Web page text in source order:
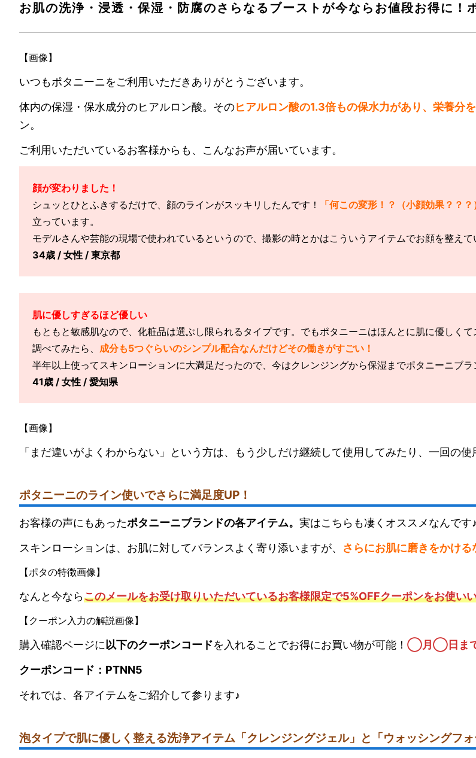
お肌の洗浄・浸透・保湿・防腐のさらなるブーストが今ならお値段お得に！
【画像】
いつもポタニーニをご利用いただきありがとうございます。
体内の保湿・保水成分のヒアルロン酸。そのヒアルロン酸の1.3倍もの保水力があり、栄養分
ン。
ご利用いただいているお客様からも、こんなお声が届いています。
顔が変わりました！
シュッとひとふきするだけで、顔のラインがスッキリしたんです！
「何この変形！？（小顔効果？？
立っています。
モデルさんや芸能の現場で使われているというので、撮影の時とかはこういうアイテムでお顔を整え
34歳 / 女性 / 東京都
肌に優しすぎるほど優しい
もともと敏感肌なので、化粧品は選ぶし限られるタイプです。でもポタニーニはほんとに肌に優しくて
調べてみたら、 成分も5つぐらいのシンプル配合なんだけどその働きがすごい！
半年以上使ってスキンローションに大満足だったので、今はクレンジングから保湿までポタニーニブ
41歳 / 女性 / 愛知県
【画像】
「まだ違いがよくわからない」という方は、もう少しだけ継続して使用してみたり、一回の使
ポタニーニのライン使いでさらに満足度UP！
お客様の声にもあったポタニーニブランドの各アイテム。 実はこちらも凄くオススメなんです♪
スキンローションは、お肌に対してバランスよく寄り添いますが、 さらにお肌に磨きをかけ
【ポタの特徴画像】
なんと今ならこのメールをお受け取りいただいているお客様限定で5%OFFクーポンをお使い
【クーポン入力の解説画像】
購入確認ページに 以下のクーポンコードを入れることでお得にお買い物が可能！ ◯月◯日まで
クーポンコード：PTNN5
それでは、各アイテムをご紹介して参ります♪
泡タイプで肌に優しく整える洗浄アイテム「クレンジングジェル」と「ウォッシングフォ